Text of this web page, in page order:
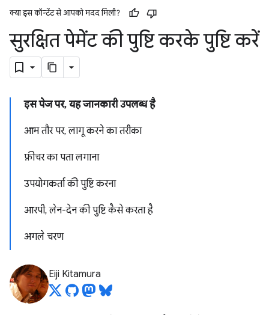
क्या इस कॉन्टेंट से आपको मदद मिली?
सुरक्षित पेमेंट की पुष्टि करके पुष्टि करें
इस पेज पर, यह जानकारी उपलब्ध है
आम तौर पर, लागू करने का तरीका
फ़ीचर का पता लगाना
उपयोगकर्ता की पुष्टि करना
आरपी, लेन-देन की पुष्टि कैसे करता है
अगले चरण
Eiji Kitamura